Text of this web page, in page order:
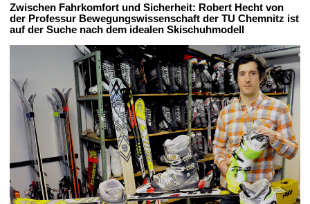
Zwischen Fahrkomfort und Sicherheit: Robert Hecht von
der Professur Bewegungswissenschaft der TU Chemnitz ist
auf der Suche nach dem idealen Skischuhmodell